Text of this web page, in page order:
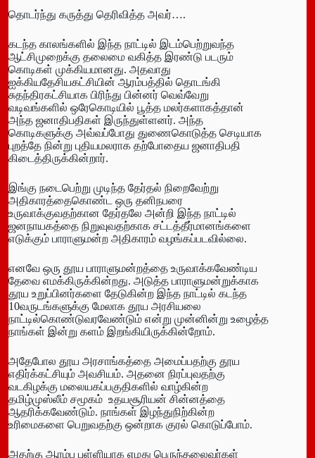
தொடர்ந்து கருத்து தெரிவித்த அவர்….
கடந்த காலங்களில் இந்த நாட்டில் இடம்பெற்றுவந்த
ஆட்சிமுறைக்கு தலைமை வகித்த இரண்டு படரும்
கொடிகள் முக்கியமானது. அதவாது
ஐக்கியதேசியகட்சியின் ஆரம்பத்தில் தொடங்கி
சுதந்திரகட்சியாக பிரிந்து பின்னர் வெவ்வேறு
வடிவங்களில் ஒரேகொடியில் பூத்த மலர்களாகத்தான்
அந்த ஜனாதிபதிகள் இருந்துள்ளனர். அந்த
கொடிகளுக்கு அவ்வப்போது துணைகொடுத்த செடியாக
புறத்தே நின்று புதியமலராக தற்போதைய ஜனாதிபதி
கிடைத்திருக்கின்றார்.
இங்கு நடைபெற்று முடிந்த தேர்தல் நிறைவேற்று
அதிகாரத்தைகொண்ட ஒரு தனிநபரை
உருவாக்குவதற்கான தேர்தலே அன்றி இந்த நாட்டில்
ஜனநாயகத்தை நிறுவுவதற்காக சட்டத்தீர்மானங்களை
எடுக்கும் பாராளுமன்ற அதிகாரம் வழங்கப்படவில்லை.
எனவே ஒரு தூய பாராளுமன்றத்தை உருவாக்கவேண்டிய
தேவை எமக்கிருக்கின்றது. அடுத்த பாராளுமன்றுக்காக
தூய உறுப்பினர்களை தேடுகின்ற இந்த நாட்டில் கடந்த
10வருடங்களுக்கு மேலாக தூய அரசியலை
நாட்டில்கொண்டுவரவேண்டும் என்று முன்னின்று உழைத்த
நாங்கள் இன்று களம் இறங்கியிருக்கின்றோம்.
அதேபோல தூய அரசாங்கத்தை அமைப்பதற்கு தூய
எதிர்க்கட்சியும் அவசியம். அதனை நிரப்புவதற்கு
வடகிழக்கு மலையகப்பகுதிகளில் வாழ்கின்ற
தமிழ்முஸ்லீம் சமூகம் உதயசூரியன் சின்னத்தை
ஆதரிக்கவேண்டும். நாங்கள் இழந்துநிற்கின்ற
உரிமைகளை பெறுவதற்கு ஒன்றாக குரல் கொடுப்போம்.
அதற்கு ஆரம்ப புள்ளியாக எமது பெருந்தலைவர்கள்